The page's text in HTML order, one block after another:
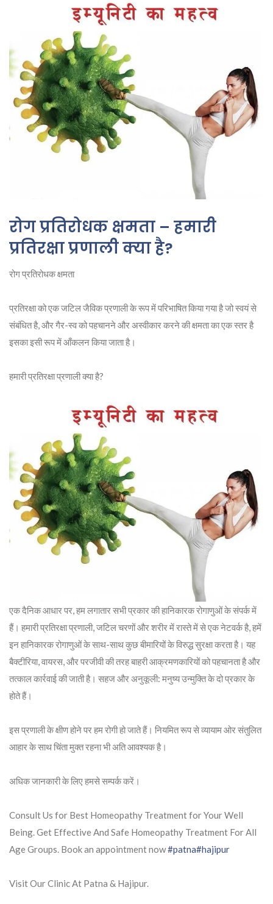
रोग प्रतिरोधक क्षमता – हमारी
प्रतिरक्षा प्रणाली क्या है?
रोग प्रतिरोधक क्षमता
प्रतिरक्षा को एक जटिल जैविक प्रणाली के रूप में परिभाषित किया गया है जो स्वयं से
संबंधित है, और गैर-स्व को पहचानने और अस्वीकार करने की क्षमता का एक स्तर है
इसका इसी रूप में आँकलन किया जाता है।
हमारी प्रतिरक्षा प्रणाली क्या है?
एक दैनिक आधार पर, हम लगातार सभी प्रकार की हानिकारक रोगाणुओं के संपर्क में
हैं। हमारी प्रतिरक्षा प्रणाली, जटिल चरणों और शरीर में रास्ते में से एक नेटवर्क है, हमें
इन हानिकारक रोगाणुओं के साथ-साथ कुछ बीमारियों के विरुद्ध सुरक्षा करता है। यह
बैक्टीरिया, वायरस, और परजीवी की तरह बाहरी आक्रमणकारियों को पहचानता है और
तत्काल कार्रवाई की जाती है। सहज और अनुकूली: मनुष्य उन्मुक्ति के दो प्रकार के
होते हैं।
इस प्रणाली के क्षीण होने पर हम रोगी हो जाते हैं। नियमित रूप से व्यायाम ओर संतुलित
आहार के साथ चिंता मुक्त रहना भी अति आवश्यक है।
अधिक जानकारी के लिए हमसे सम्पर्क करें।
Consult Us for Best Homeopathy Treatment for Your Well
Being. Get Effective And Safe Homeopathy Treatment For All
Age Groups. Book an appointment now#patna#hajipur
Visit Our Clinic At Patna & Hajipur.